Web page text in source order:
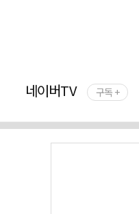
네이버TV 구독 +